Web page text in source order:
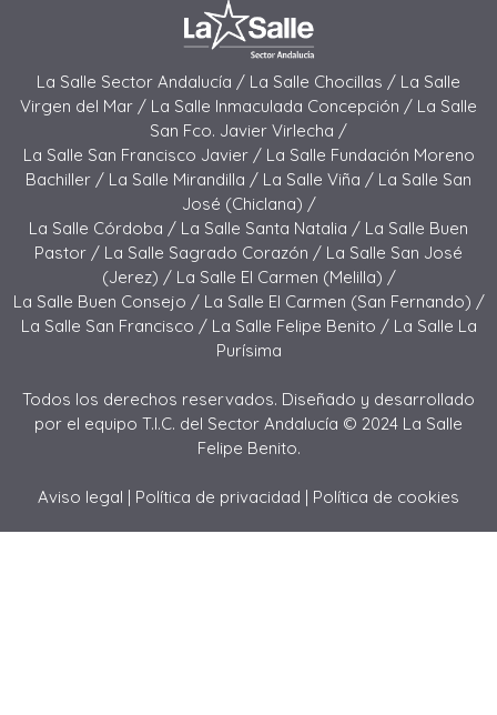
La Salle Sector Andalucía / La Salle Chocillas / La Salle
Virgen del Mar / La Salle Inmaculada Concepción / La Salle
San Fco. Javier Virlecha /
La Salle San Francisco Javier / La Salle Fundación Moreno
Bachiller / La Salle Mirandilla / La Salle Viña / La Salle San
José (Chiclana) /
La Salle Córdoba / La Salle Santa Natalia / La Salle Buen
Pastor / La Salle Sagrado Corazón / La Salle San José
(Jerez) / La Salle El Carmen (Melilla) /
La Salle Buen Consejo / La Salle El Carmen (San Fernando) /
La Salle San Francisco / La Salle Felipe Benito / La Salle La
Purísima
Todos los derechos reservados. Diseñado y desarrollado
por el equipo T.I.C. del Sector Andalucía © 2024 La Salle
Felipe Benito.
Aviso legal Política de privacidad Política de cookies